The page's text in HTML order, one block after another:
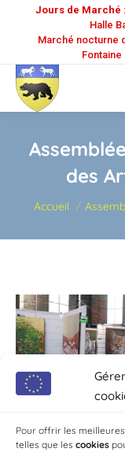
Pour offrir les
telles que les cookies
Jours de Marché
Halle
Marché nocturne
des
Vous êtes ici :
Accueil